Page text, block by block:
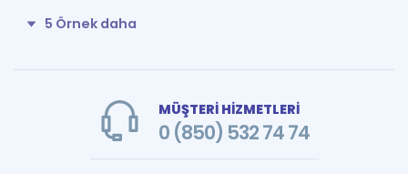
5 Örnek daha
MÜŞTERİ HİZMETLERİ
0 (850) 532 74 74